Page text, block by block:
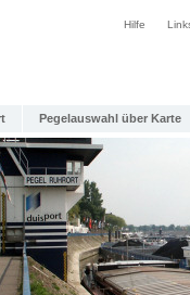
Hilfe
Pegelauswahl über Karte